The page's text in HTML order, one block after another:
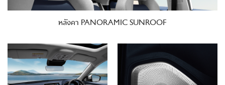
หลังคา PANORAMIC SUNROOF